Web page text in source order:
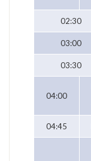
02:30
03:00
03:30
04:00
04:45